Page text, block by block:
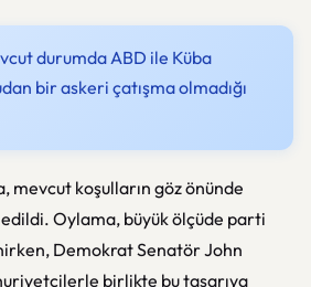
durumda ABD ile Küba
bir askeri çatışma olmadığı
mevcut koşulların göz önünde
Oylama, büyük ölçüde parti
Demokrat Senatör John
birlikte bu tasarıya